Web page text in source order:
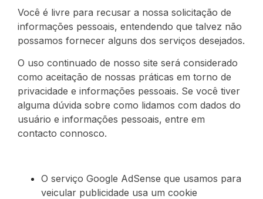
Você é livre para recusar a nossa solicitação de
informações pessoais, entendendo que talvez não
possamos fornecer alguns dos serviços desejados.
O uso continuado de nosso site será considerado
como aceitação de nossas práticas em torno de
privacidade e informações pessoais. Se você tiver
alguma dúvida sobre como lidamos com dados do
usuário e informações pessoais, entre em
contacto connosco.
O serviço Google AdSense que usamos para
veicular publicidade usa um cookie